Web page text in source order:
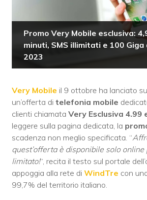
Promo Very Mobile esclusiva:
minuti, SMS illimitati e 100
2023
Very Mobile il 9 ottobre ha lanciato
un’offerta di telefonia mobile
clienti chiamata Very Esclusiva 4.99
leggere sulla pagina dedicata, la
scadenza non meglio specificata. “
quest’offerta è disponibile solo
limitato!“, recita il testo sul portale
appoggia alla rete di WindTre con
99,7% del territorio italiano.